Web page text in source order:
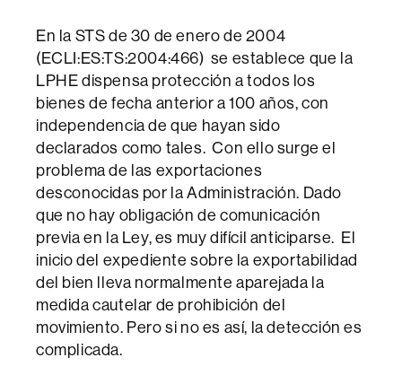
En la STS de 30 de enero de 2004
(ECLI:ES:TS:2004:466) se establece que la
LPHE dispensa protección a todos los
bienes de fecha anterior a 100 años, con
independencia de que hayan sido
declarados como tales. Con ello surge el
problema de las exportaciones
desconocidas por la Administración. Dado
que no hay obligación de comunicación
previa en la Ley, es muy difícil anticiparse. El
inicio del expediente sobre la exportabilidad
del bien lleva normalmente aparejada la
medida cautelar de prohibición del
movimiento. Pero si no es así, la detección es
complicada.